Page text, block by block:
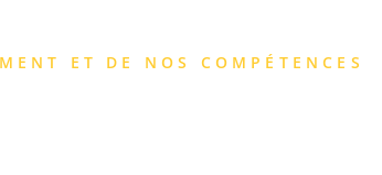
ET DE NOS COMPÉTENCES